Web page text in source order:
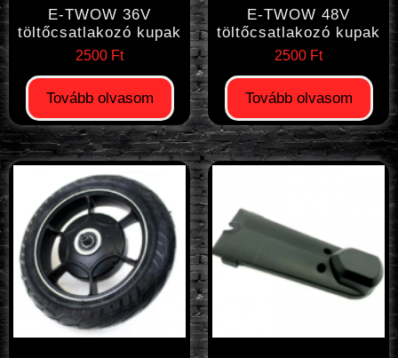
E-TWOW 36V
töltőcsatlakozó kupak
2500 Ft
Tovább olvasom
E-TWOW 48V
töltőcsatlakozó kupak
2500 Ft
Tovább olvasom